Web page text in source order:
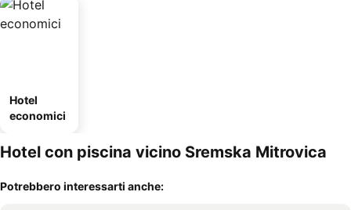
Hotel
economici
Hotel con piscina vicino Sremska Mitrovica
Potrebbero interessarti anche: